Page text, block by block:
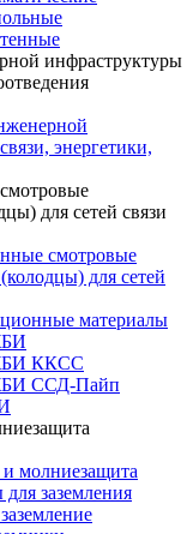
инфраструктуры
энергетики,
для сетей связи
смотровые
для сетей
материалы
ККСС
ССД-Пайп
и молниезащита
заземления